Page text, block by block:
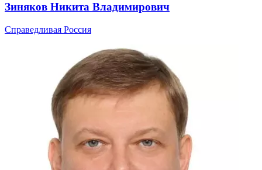
Зиняков Никита Владимирович
Справедливая Россия